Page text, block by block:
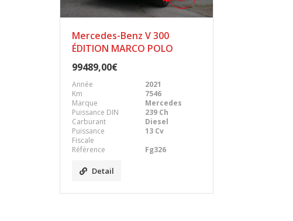
Mercedes-Benz V 300
ÉDITION MARCO POLO
99489,00€
Année
2021
Km
7546
Marque
Mercedes
Puissance DIN
239 Ch
Carburant
Diesel
Puissance
Fiscale
13 Cv
Référence
Fg326
Detail